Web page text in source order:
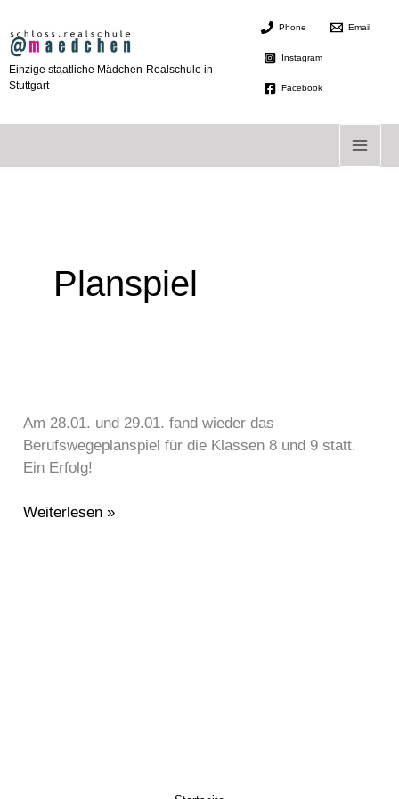
Inhalt
springen
Einzige staatliche Mädchen-Realschule in
Stuttgart
Phone Email
Instagram
Facebook
Planspiel
Am 28.01. und 29.01. fand wieder das
Berufswegeplanspiel für die Klassen 8 und 9 statt.
Ein Erfolg!
planspiel
zu
Gast
Weiterlesen »